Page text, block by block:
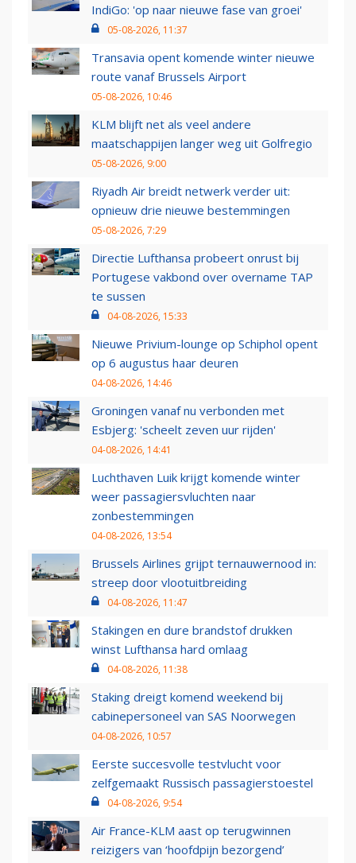
IndiGo: 'op naar nieuwe fase van groei'
05-08-2026, 11:37
Transavia opent komende winter nieuwe
route vanaf Brussels Airport
05-08-2026, 10:46
KLM blijft net als veel andere
maatschappijen langer weg uit Golfregio
05-08-2026, 9:00
Riyadh Air breidt netwerk verder uit:
opnieuw drie nieuwe bestemmingen
05-08-2026, 7:29
Directie Lufthansa probeert onrust bij
Portugese vakbond over overname TAP
te sussen
04-08-2026, 15:33
Nieuwe Privium-lounge op Schiphol opent
op 6 augustus haar deuren
04-08-2026, 14:46
Groningen vanaf nu verbonden met
Esbjerg: 'scheelt zeven uur rijden'
04-08-2026, 14:41
Luchthaven Luik krijgt komende winter
weer passagiersvluchten naar
zonbestemmingen
04-08-2026, 13:54
Brussels Airlines grijpt ternauwernood in:
streep door vlootuitbreiding
04-08-2026, 11:47
Stakingen en dure brandstof drukken
winst Lufthansa hard omlaag
04-08-2026, 11:38
Staking dreigt komend weekend bij
cabinepersoneel van SAS Noorwegen
04-08-2026, 10:57
Eerste succesvolle testvlucht voor
zelfgemaakt Russisch passagierstoestel
04-08-2026, 9:54
Air France-KLM aast op terugwinnen
reizigers van ‘hoofdpijn bezorgend’